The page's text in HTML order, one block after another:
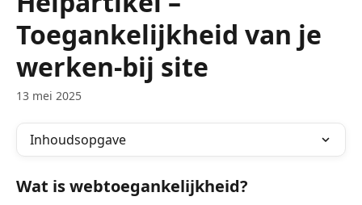
Toegankelijkheid van je
werken-bij site
13 mei 2025
Inhoudsopgave
Wat is webtoegankelijkheid?